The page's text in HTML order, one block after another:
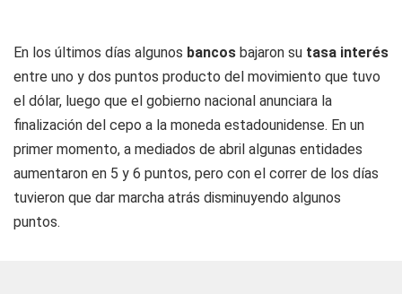
En los últimos días algunos bancos bajaron su tasa interés
entre uno y dos puntos producto del movimiento que tuvo
el dólar, luego que el gobierno nacional anunciara la
finalización del cepo a la moneda estadounidense. En un
primer momento, a mediados de abril algunas entidades
aumentaron en 5 y 6 puntos, pero con el correr de los días
tuvieron que dar marcha atrás disminuyendo algunos
puntos.